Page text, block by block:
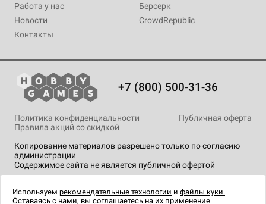
Работа у нас
Новости
Контакты
Берсерк
CrowdRepublic
+7 (800) 500-31-36
Копирование материалов разрешено только по согласию
администрации
Содержимое сайта не является публичной офертой
Политика конфиденциальности
Публичная оферта
Правила акций со скидкой
технологии .
Используем рекомендательные технологии и файлы куки.
Оставаясь с нами, вы соглашаетесь на их применение